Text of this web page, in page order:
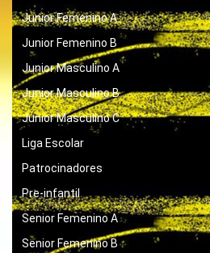
Junior Femenino A
Junior Femenino B
Junior Masculino A
Junior Masculino B
Junior Masculino C
Liga Escolar
Patrocinadores
Pre-infantil
Senior Femenino A
Senior Femenino B